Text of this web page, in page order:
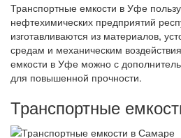
Транспортные емкости в Уфе
нефтехимических предприятий
изготавливаются из материалов,
средам и механическим
емкости в Уфе можно с
для повышенной прочности.
Транспортные